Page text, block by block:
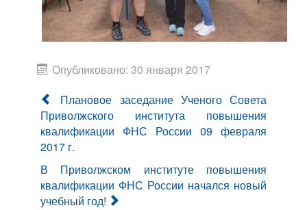
Опубликовано: 30 января 2017
Плановое заседание Ученого Совета
Приволжского института повышения
квалификации ФНС России 09 февраля
2017 г.
В Приволжском институте повышения
квалификации ФНС России начался новый
учебный год!